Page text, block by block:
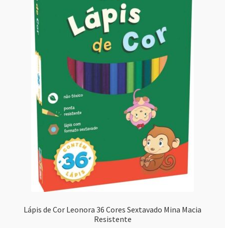
Lápis de Cor Leonora 36 Cores Sextavado Mina Macia
Resistente